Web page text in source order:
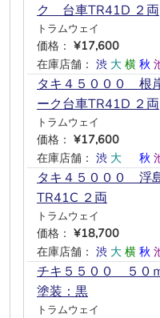
ク 台車TR41D ２両
トラムウェイ
価格： ¥17,600
在庫店舗： 渋 大 横 秋
タキ４５０００ 根
ーク台車TR41D ２両
トラムウェイ
価格： ¥17,600
在庫店舗： 渋 大 秋
タキ４５０００ 浮
TR41C ２両
トラムウェイ
価格： ¥18,700
在庫店舗： 渋 大 横 秋
チキ５５００ ５０
塗装：黒
トラムウェイ